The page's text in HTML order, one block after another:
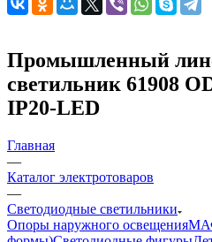
Промышленный
светильник 61908
IP20-LED
Главная
—
Каталог электротоваров
—
Светодиодные светильники
Опоры наружного освещения